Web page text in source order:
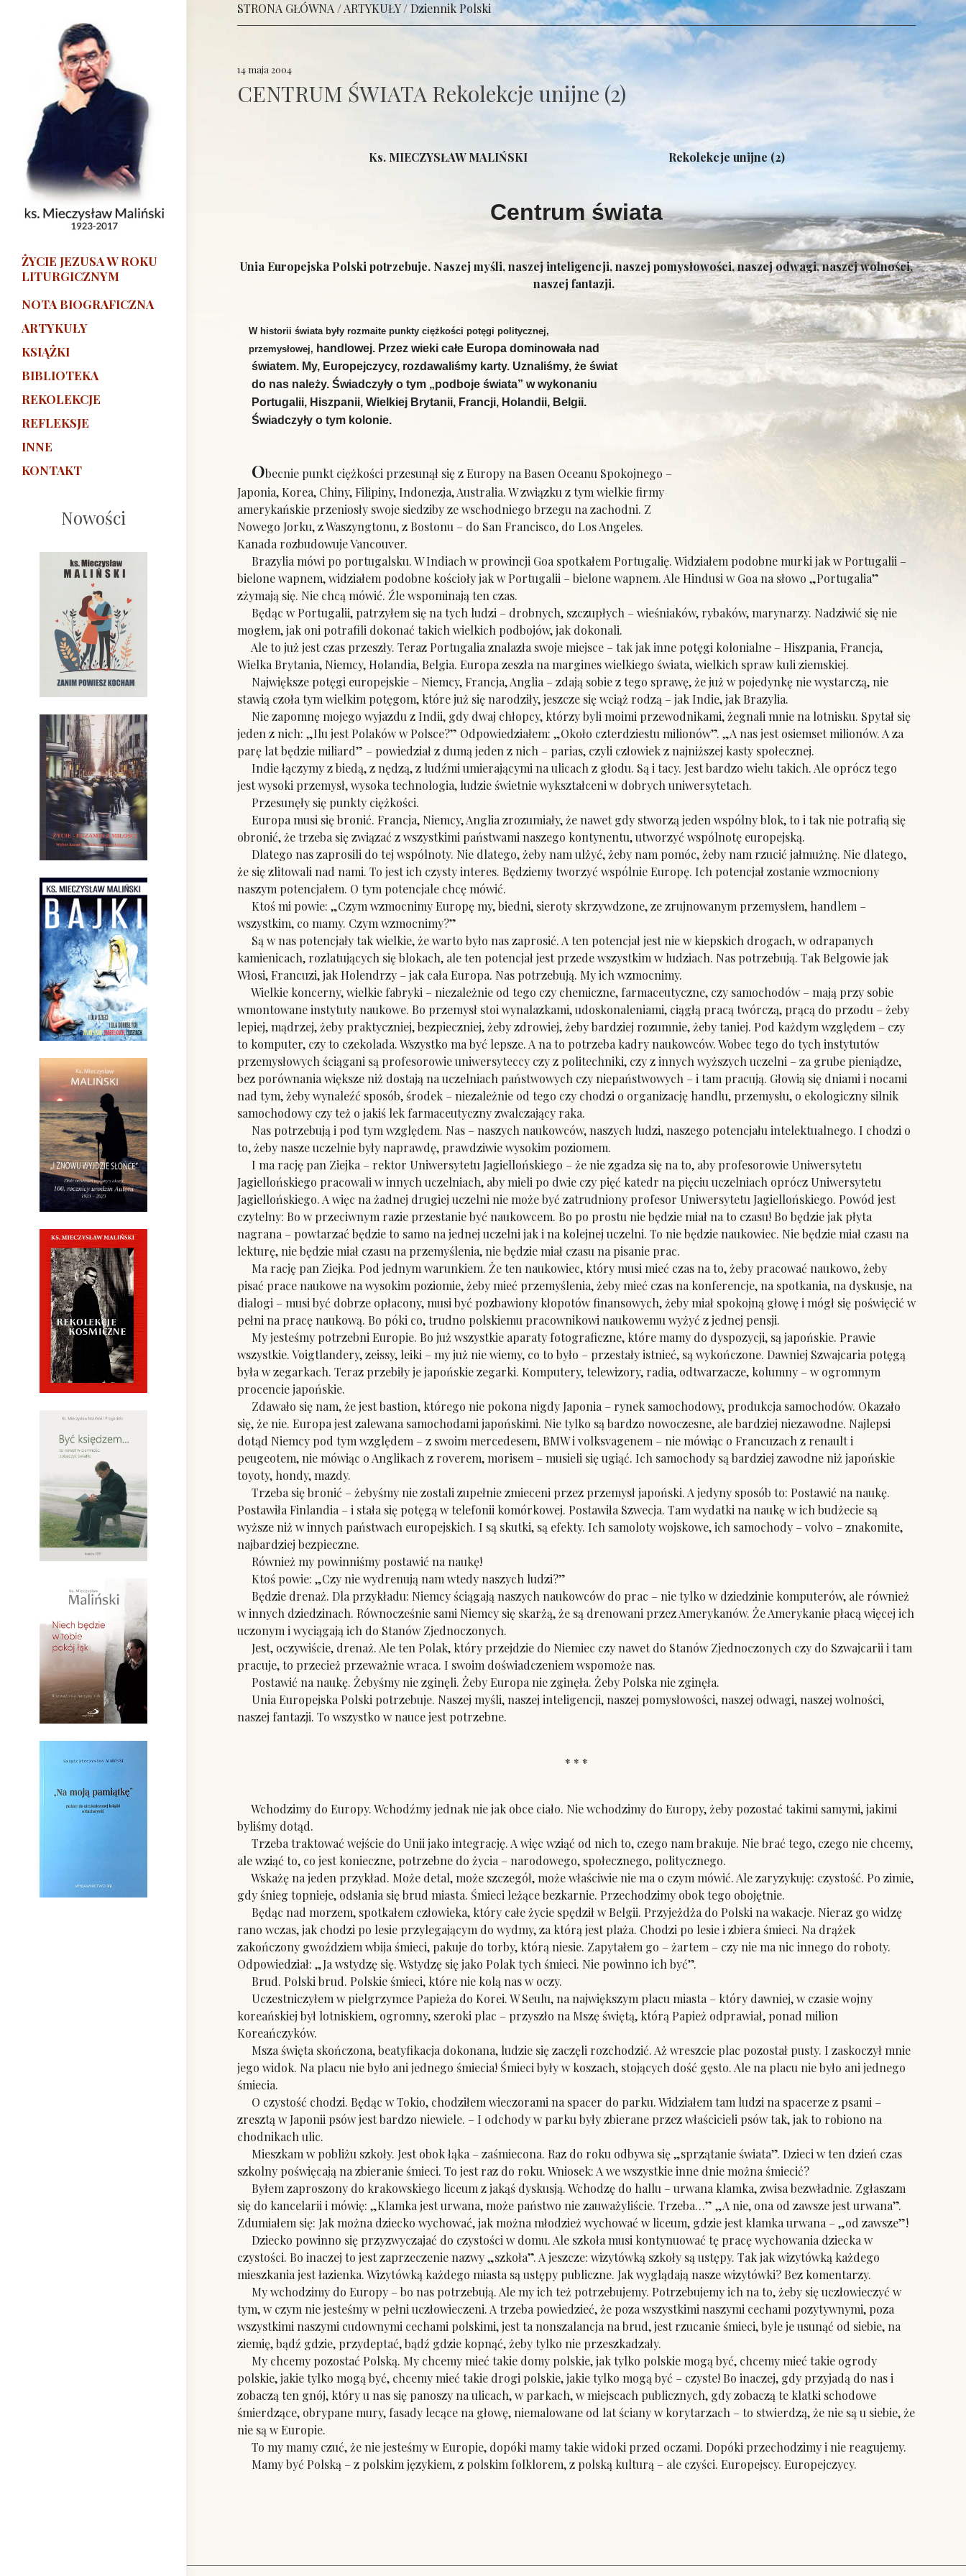
ŻYCIE JEZUSA W ROKU
LITURGICZNYM
NOTA BIOGRAFICZNA
ARTYKUŁY
KSIĄŻKI
BIBLIOTEKA
REKOLEKCJE
REFLEKSJE
INNE
KONTAKT
Nowości
STRONA GŁÓWNA /ARTYKUŁY /Dziennik Polski
14 maja 2004
CENTRUM ŚWIATA Rekolekcje unijne (2)
Ks. MIECZYSŁAW MALIŃSKI Rekolekcje unijne (2)
Centrum świata
Unia Europejska Polski potrzebuje. Naszej myśli, naszej inteligencji, naszej pomysłowości, naszej odwagi, naszej wolności,
naszej fantazji.
W historii świata były rozmaite punkty ciężkości potęgi politycznej,
przemysłowej, handlowej. Przez wieki całe Europa dominowała nad
światem. My, Europejczycy, rozdawaliśmy karty. Uznaliśmy, że świat
do nas należy. Świadczyły o tym „podboje świata” w wykonaniu
Portugalii, Hiszpanii, Wielkiej Brytanii, Francji, Holandii, Belgii.
Świadczyły o tym kolonie.
Obecnie punkt ciężkości przesunął się z Europy na Basen Oceanu Spokojnego –
Japonia, Korea, Chiny, Filipiny, Indonezja, Australia. W związku z tym wielkie firmy
amerykańskie przeniosły swoje siedziby ze wschodniego brzegu na zachodni. Z
Nowego Jorku, z Waszyngtonu, z Bostonu – do San Francisco, do Los Angeles.
Kanada rozbudowuje Vancouver.
Brazylia mówi po portugalsku. W Indiach w prowincji Goa spotkałem Portugalię. Widziałem podobne murki jak w Portugalii –
bielone wapnem, widziałem podobne kościoły jak w Portugalii – bielone wapnem. Ale Hindusi w Goa na słowo „Portugalia”
zżymają się. Nie chcą mówić. Źle wspominają ten czas.
Będąc w Portugalii, patrzyłem się na tych ludzi – drobnych, szczupłych – wieśniaków, rybaków, marynarzy. Nadziwić się nie
mogłem, jak oni potrafili dokonać takich wielkich podbojów, jak dokonali.
Ale to już jest czas przeszły. Teraz Portugalia znalazła swoje miejsce – tak jak inne potęgi kolonialne – Hiszpania, Francja,
Wielka Brytania, Niemcy, Holandia, Belgia. Europa zeszła na margines wielkiego świata, wielkich spraw kuli ziemskiej.
Największe potęgi europejskie – Niemcy, Francja, Anglia – zdają sobie z tego sprawę, że już w pojedynkę nie wystarczą, nie
stawią czoła tym wielkim potęgom, które już się narodziły, jeszcze się wciąż rodzą – jak Indie, jak Brazylia.
Nie zapomnę mojego wyjazdu z Indii, gdy dwaj chłopcy, którzy byli moimi przewodnikami, żegnali mnie na lotnisku. Spytał się
jeden z nich: „Ilu jest Polaków w Polsce?” Odpowiedziałem: „Około czterdziestu milionów”. „A nas jest osiemset milionów. A za
parę lat będzie miliard” – powiedział z dumą jeden z nich – parias, czyli człowiek z najniższej kasty społecznej.
Indie łączymy z biedą, z nędzą, z ludźmi umierającymi na ulicach z głodu. Są i tacy. Jest bardzo wielu takich. Ale oprócz tego
jest wysoki przemysł, wysoka technologia, ludzie świetnie wykształceni w dobrych uniwersytetach.
Przesunęły się punkty ciężkości.
Europa musi się bronić. Francja, Niemcy, Anglia zrozumiały, że nawet gdy stworzą jeden wspólny blok, to i tak nie potrafią się
obronić, że trzeba się związać z wszystkimi państwami naszego kontynentu, utworzyć wspólnotę europejską.
Dlatego nas zaprosili do tej wspólnoty. Nie dlatego, żeby nam ulżyć, żeby nam pomóc, żeby nam rzucić jałmużnę. Nie dlatego,
że się zlitowali nad nami. To jest ich czysty interes. Będziemy tworzyć wspólnie Europę. Ich potencjał zostanie wzmocniony
naszym potencjałem. O tym potencjale chcę mówić.
Ktoś mi powie: „Czym wzmocnimy Europę my, biedni, sieroty skrzywdzone, ze zrujnowanym przemysłem, handlem –
wszystkim, co mamy. Czym wzmocnimy?”
Są w nas potencjały tak wielkie, że warto było nas zaprosić. A ten potencjał jest nie w kiepskich drogach, w odrapanych
kamienicach, rozlatujących się blokach, ale ten potencjał jest przede wszystkim w ludziach. Nas potrzebują. Tak Belgowie jak
Włosi, Francuzi, jak Holendrzy – jak cała Europa. Nas potrzebują. My ich wzmocnimy.
Wielkie koncerny, wielkie fabryki – niezależnie od tego czy chemiczne, farmaceutyczne, czy samochodów – mają przy sobie
wmontowane instytuty naukowe. Bo przemysł stoi wynalazkami, udoskonaleniami, ciągłą pracą twórczą, prącą do przodu – żeby
lepiej, mądrzej, żeby praktyczniej, bezpieczniej, żeby zdrowiej, żeby bardziej rozumnie, żeby taniej. Pod każdym względem – czy
to komputer, czy to czekolada. Wszystko ma być lepsze. A na to potrzeba kadry naukowców. Wobec tego do tych instytutów
przemysłowych ściągani są profesorowie uniwersyteccy czy z politechniki, czy z innych wyższych uczelni – za grube pieniądze,
bez porównania większe niż dostają na uczelniach państwowych czy niepaństwowych – i tam pracują. Głowią się dniami i nocami
nad tym, żeby wynaleźć sposób, środek – niezależnie od tego czy chodzi o organizację handlu, przemysłu, o ekologiczny silnik
samochodowy czy też o jakiś lek farmaceutyczny zwalczający raka.
Nas potrzebują i pod tym względem. Nas – naszych naukowców, naszych ludzi, naszego potencjału intelektualnego. I chodzi o
to, żeby nasze uczelnie były naprawdę, prawdziwie wysokim poziomem.
I ma rację pan Ziejka – rektor Uniwersytetu Jagiellońskiego – że nie zgadza się na to, aby profesorowie Uniwersytetu
Jagiellońskiego pracowali w innych uczelniach, aby mieli po dwie czy pięć katedr na pięciu uczelniach oprócz Uniwersytetu
Jagiellońskiego. A więc na żadnej drugiej uczelni nie może być zatrudniony profesor Uniwersytetu Jagiellońskiego. Powód jest
czytelny: Bo w przeciwnym razie przestanie być naukowcem. Bo po prostu nie będzie miał na to czasu! Bo będzie jak płyta
nagrana – powtarzać będzie to samo na jednej uczelni jak i na kolejnej uczelni. To nie będzie naukowiec. Nie będzie miał czasu na
lekturę, nie będzie miał czasu na przemyślenia, nie będzie miał czasu na pisanie prac.
Ma rację pan Ziejka. Pod jednym warunkiem. Że ten naukowiec, który musi mieć czas na to, żeby pracować naukowo, żeby
pisać prace naukowe na wysokim poziomie, żeby mieć przemyślenia, żeby mieć czas na konferencje, na spotkania, na dyskusje, na
dialogi – musi być dobrze opłacony, musi być pozbawiony kłopotów finansowych, żeby miał spokojną głowę i mógł się poświęcić w
pełni na pracę naukową. Bo póki co, trudno polskiemu pracownikowi naukowemu wyżyć z jednej pensji.
My jesteśmy potrzebni Europie. Bo już wszystkie aparaty fotograficzne, które mamy do dyspozycji, są japońskie. Prawie
wszystkie. Voigtlandery, zeissy, leiki – my już nie wiemy, co to było – przestały istnieć, są wykończone. Dawniej Szwajcaria potęgą
była w zegarkach. Teraz przebiły je japońskie zegarki. Komputery, telewizory, radia, odtwarzacze, kolumny – w ogromnym
procencie japońskie.
Zdawało się nam, że jest bastion, którego nie pokona nigdy Japonia – rynek samochodowy, produkcja samochodów. Okazało
się, że nie. Europa jest zalewana samochodami japońskimi. Nie tylko są bardzo nowoczesne, ale bardziej niezawodne. Najlepsi
dotąd Niemcy pod tym względem – z swoim mercedesem, BMW i volksvagenem – nie mówiąc o Francuzach z renault i
peugeotem, nie mówiąc o Anglikach z roverem, morisem – musieli się ugiąć. Ich samochody są bardziej zawodne niż japońskie
toyoty, hondy, mazdy.
Trzeba się bronić – żebyśmy nie zostali zupełnie zmieceni przez przemysł japoński. A jedyny sposób to: Postawić na naukę.
Postawiła Finlandia – i stała się potęgą w telefonii komórkowej. Postawiła Szwecja. Tam wydatki na naukę w ich budżecie są
wyższe niż w innych państwach europejskich. I są skutki, są efekty. Ich samoloty wojskowe, ich samochody – volvo – znakomite,
najbardziej bezpieczne.
Również my powinniśmy postawić na naukę!
Ktoś powie: „Czy nie wydrenują nam wtedy naszych ludzi?”
Będzie drenaż. Dla przykładu: Niemcy ściągają naszych naukowców do prac – nie tylko w dziedzinie komputerów, ale również
w innych dziedzinach. Równocześnie sami Niemcy się skarżą, że są drenowani przez Amerykanów. Że Amerykanie płacą więcej ich
uczonym i wyciągają ich do Stanów Zjednoczonych.
Jest, oczywiście, drenaż. Ale ten Polak, który przejdzie do Niemiec czy nawet do Stanów Zjednoczonych czy do Szwajcarii i tam
pracuje, to przecież przeważnie wraca. I swoim doświadczeniem wspomoże nas.
Postawić na naukę. Żebyśmy nie zginęli. Żeby Europa nie zginęła. Żeby Polska nie zginęła.
Unia Europejska Polski potrzebuje. Naszej myśli, naszej inteligencji, naszej pomysłowości, naszej odwagi, naszej wolności,
naszej fantazji. To wszystko w nauce jest potrzebne.
* * *
Wchodzimy do Europy. Wchodźmy jednak nie jak obce ciało. Nie wchodzimy do Europy, żeby pozostać takimi samymi, jakimi
byliśmy dotąd.
Trzeba traktować wejście do Unii jako integrację. A więc wziąć od nich to, czego nam brakuje. Nie brać tego, czego nie chcemy,
ale wziąć to, co jest konieczne, potrzebne do życia – narodowego, społecznego, politycznego.
Wskażę na jeden przykład. Może detal, może szczegół, może właściwie nie ma o czym mówić. Ale zaryzykuję: czystość. Po zimie,
gdy śnieg topnieje, odsłania się brud miasta. Śmieci leżące bezkarnie. Przechodzimy obok tego obojętnie.
Będąc nad morzem, spotkałem człowieka, który całe życie spędził w Belgii. Przyjeżdża do Polski na wakacje. Nieraz go widzę
rano wczas, jak chodzi po lesie przylegającym do wydmy, za którą jest plaża. Chodzi po lesie i zbiera śmieci. Na drążek
zakończony gwoździem wbija śmieci, pakuje do torby, którą niesie. Zapytałem go – żartem – czy nie ma nic innego do roboty.
Odpowiedział: „Ja wstydzę się. Wstydzę się jako Polak tych śmieci. Nie powinno ich być”.
Brud. Polski brud. Polskie śmieci, które nie kolą nas w oczy.
Uczestniczyłem w pielgrzymce Papieża do Korei. W Seulu, na największym placu miasta – który dawniej, w czasie wojny
koreańskiej był lotniskiem, ogromny, szeroki plac – przyszło na Mszę świętą, którą Papież odprawiał, ponad milion
Koreańczyków.
Msza święta skończona, beatyfikacja dokonana, ludzie się zaczęli rozchodzić. Aż wreszcie plac pozostał pusty. I zaskoczył mnie
jego widok. Na placu nie było ani jednego śmiecia! Śmieci były w koszach, stojących dość gęsto. Ale na placu nie było ani jednego
śmiecia.
O czystość chodzi. Będąc w Tokio, chodziłem wieczorami na spacer do parku. Widziałem tam ludzi na spacerze z psami –
zresztą w Japonii psów jest bardzo niewiele. – I odchody w parku były zbierane przez właścicieli psów tak, jak to robiono na
chodnikach ulic.
Mieszkam w pobliżu szkoły. Jest obok łąka – zaśmiecona. Raz do roku odbywa się „sprzątanie świata”. Dzieci w ten dzień czas
szkolny poświęcają na zbieranie śmieci. To jest raz do roku. Wniosek: A we wszystkie inne dnie można śmiecić?
Byłem zaproszony do krakowskiego liceum z jakąś dyskusją. Wchodzę do hallu – urwana klamka, zwisa bezwładnie. Zgłaszam
się do kancelarii i mówię: „Klamka jest urwana, może państwo nie zauważyliście. Trzeba…” „A nie, ona od zawsze jest urwana”.
Zdumiałem się: Jak można dziecko wychować, jak można młodzież wychować w liceum, gdzie jest klamka urwana – „od zawsze”!
Dziecko powinno się przyzwyczajać do czystości w domu. Ale szkoła musi kontynuować tę pracę wychowania dziecka w
czystości. Bo inaczej to jest zaprzeczenie nazwy „szkoła”. A jeszcze: wizytówką szkoły są ustępy. Tak jak wizytówką każdego
mieszkania jest łazienka. Wizytówką każdego miasta są ustępy publiczne. Jak wyglądają nasze wizytówki? Bez komentarzy.
My wchodzimy do Europy – bo nas potrzebują. Ale my ich też potrzebujemy. Potrzebujemy ich na to, żeby się uczłowieczyć w
tym, w czym nie jesteśmy w pełni uczłowieczeni. A trzeba powiedzieć, że poza wszystkimi naszymi cechami pozytywnymi, poza
wszystkimi naszymi cudownymi cechami polskimi, jest ta nonszalancja na brud, jest rzucanie śmieci, byle je usunąć od siebie, na
ziemię, bądź gdzie, przydeptać, bądź gdzie kopnąć, żeby tylko nie przeszkadzały.
My chcemy pozostać Polską. My chcemy mieć takie domy polskie, jak tylko polskie mogą być, chcemy mieć takie ogrody
polskie, jakie tylko mogą być, chcemy mieć takie drogi polskie, jakie tylko mogą być – czyste! Bo inaczej, gdy przyjadą do nas i
zobaczą ten gnój, który u nas się panoszy na ulicach, w parkach, w miejscach publicznych, gdy zobaczą te klatki schodowe
śmierdzące, obrypane mury, fasady lecące na głowę, niemalowane od lat ściany w korytarzach – to stwierdzą, że nie są u siebie, że
nie są w Europie.
To my mamy czuć, że nie jesteśmy w Europie, dopóki mamy takie widoki przed oczami. Dopóki przechodzimy i nie reagujemy.
Mamy być Polską – z polskim językiem, z polskim folklorem, z polską kulturą – ale czyści. Europejscy. Europejczycy.